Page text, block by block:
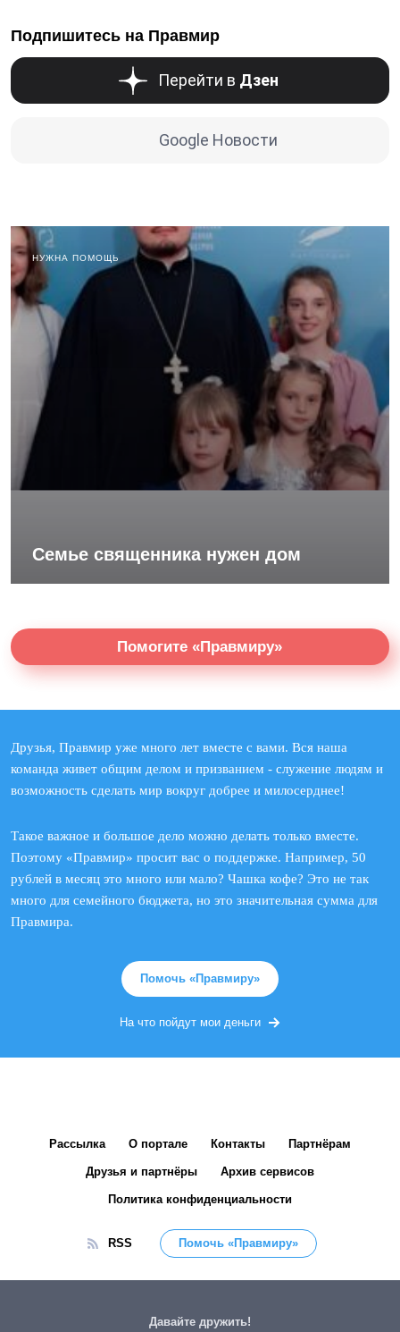
Подпишитесь на Правмир
Перейти в Дзен
Google Новости
НУЖНА ПОМОЩЬ
Семье священника нужен дом
Помогите «Правмиру»
Друзья, Правмир уже много лет вместе с вами. Вся наша
команда живет общим делом и призванием - служение людям и
возможность сделать мир вокруг добрее и милосерднее!
Такое важное и большое дело можно делать только вместе.
Поэтому «Правмир» просит вас о поддержке. Например, 50
рублей в месяц это много или мало? Чашка кофе? Это не так
много для семейного бюджета, но это значительная сумма для
Правмира.
Помочь «Правмиру»
На что пойдут мои деньги
Рассылка О портале Контакты Партнёрам
Друзья и партнёры Архив сервисов
Политика конфиденциальности
RSS Помочь «Правмиру»
Давайте дружить!